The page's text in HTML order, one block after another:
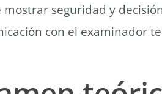
seguridad y
con el examinador